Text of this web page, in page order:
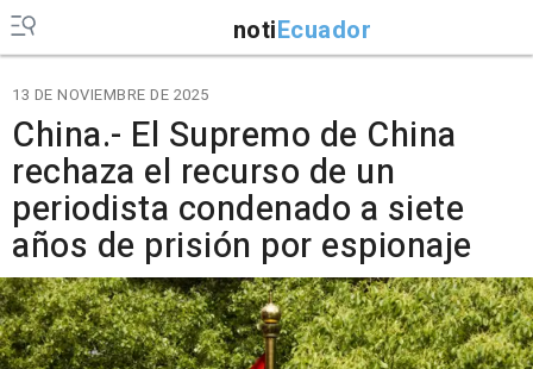
notiEcuador
13 DE NOVIEMBRE DE 2025
China.- El Supremo de China
rechaza el recurso de un
periodista condenado a siete
años de prisión por espionaje